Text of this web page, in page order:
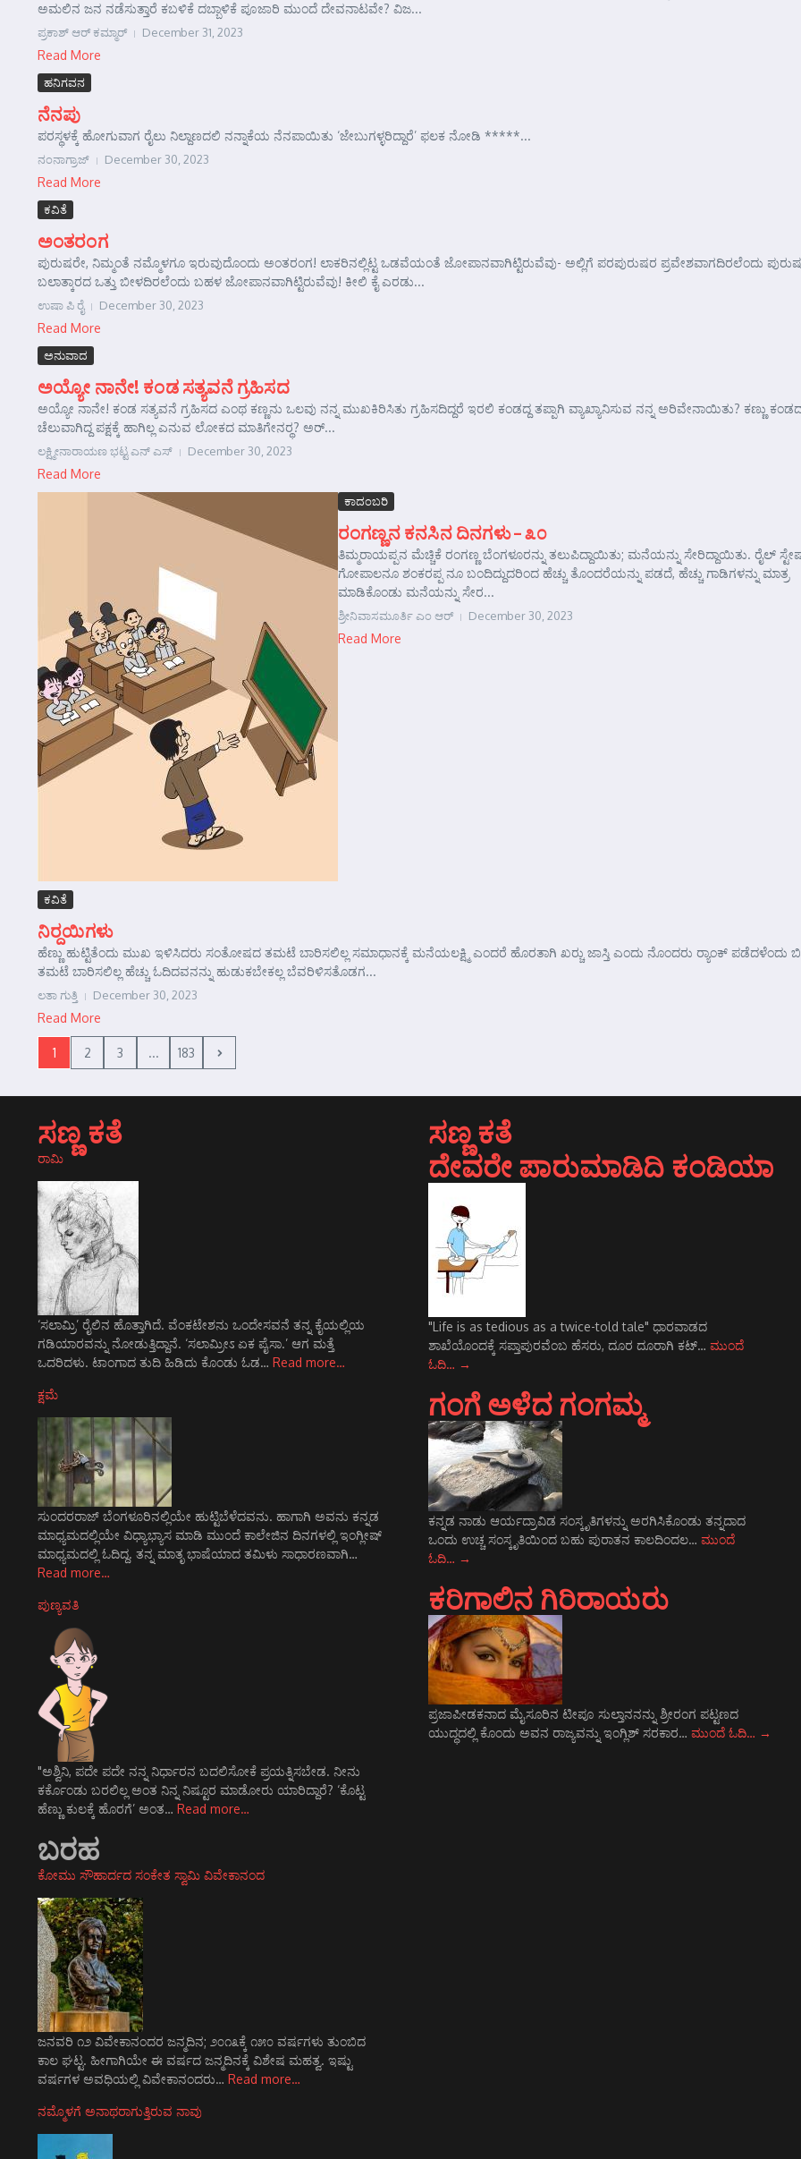
ಅಮಲಿನ ಜನ ನಡೆಸುತ್ತಾರೆ ಕಬಳಿಕೆ ದಬ್ಬಾಳಿಕೆ ಪೂಜಾರಿ ಮುಂದೆ ದೇವನಾಟವೇ? ವಿಜ...
ಪ್ರಕಾಶ್ ಆರ್‍ ಕಮ್ಮಾರ್‍ December 31, 2023
Read More
ಹನಿಗವನ
ನೆನಪು
ಪರಸ್ಥಳಕ್ಕೆ ಹೋಗುವಾಗ ರೈಲು ನಿಲ್ದಾಣದಲಿ ನನ್ನಾಕೆಯ ನೆನಪಾಯಿತು ‘ಜೇಬುಗಳ್ಳರಿದ್ದಾರೆ’ ಫಲಕ ನೋಡಿ *****...
ನಂನಾಗ್ರಾಜ್ December 30, 2023
Read More
ಕವಿತೆ
ಅಂತರಂಗ
ಪುರುಷರೇ, ನಿಮ್ಮಂತೆ ನಮ್ಮೊಳಗೂ ಇರುವುದೊಂದು ಅಂತರಂಗ! ಲಾಕರಿನಲ್ಲಿಟ್ಟ ಒಡವೆಯಂತೆ ಜೋಪಾನವಾಗಿಟ್ಟಿರುವೆವು- ಅಲ್ಲಿಗೆ ಪರಪುರುಷರ ಪ್ರವೇಶವಾಗದಿರಲೆಂದು
ಬಲಾತ್ಕಾರದ ಒತ್ತು ಬೀಳದಿರಲೆಂದು ಬಹಳ ಜೋಪಾನವಾಗಿಟ್ಟಿರುವೆವು! ಕೀಲಿ ಕೈ ಎರಡು...
ಉಷಾ ಪಿ ರೈ December 30, 2023
Read More
ಅನುವಾದ
ಅಯ್ಯೋ ನಾನೇ! ಕಂಡ ಸತ್ಯವನೆ ಗ್ರಹಿಸದ
ಅಯ್ಯೋ ನಾನೇ! ಕಂಡ ಸತ್ಯವನೆ ಗ್ರಹಿಸದ ಎಂಥ ಕಣ್ಣನು ಒಲವು ನನ್ನ ಮುಖಕಿರಿಸಿತು ಗ್ರಹಿಸದಿದ್ದರೆ ಇರಲಿ ಕಂಡದ್ದ ತಪ್ಪಾಗಿ ವ್ಯಾಖ್ಯಾನಿಸುವ ನನ್ನ ಅರಿವೇನಾಯಿತು? ಕಣ್ಣು
ಚೆಲುವಾಗಿದ್ದ ಪಕ್ಷಕ್ಕೆ ಹಾಗಿಲ್ಲ ಎನುವ ಲೋಕದ ಮಾತಿಗೇನರ್‍ಥ? ಅರ್...
ಲಕ್ಷ್ಮೀನಾರಾಯಣ ಭಟ್ಟ ಎನ್ ಎಸ್ December 30, 2023
Read More
ಕಾದಂಬರಿ
ರಂಗಣ್ಣನ ಕನಸಿನ ದಿನಗಳು – ೩೦
ತಿಮ್ಮರಾಯಪ್ಪನ ಮೆಚ್ಚಿಕೆ ರಂಗಣ್ಣ ಬೆಂಗಳೂರನ್ನು ತಲುಪಿದ್ದಾಯಿತು; ಮನೆಯನ್ನು ಸೇರಿದ್ದಾಯಿತು. ರೈಲ್
ಗೋಪಾಲನೂ ಶಂಕರಪ್ಪ ನೂ ಬಂದಿದ್ದುದರಿಂದ ಹೆಚ್ಚು ತೊಂದರೆಯನ್ನು ಪಡದೆ, ಹೆಚ್ಚು ಗಾಡಿಗಳನ್ನು ಮಾತ್ರ
ಮಾಡಿಕೊಂಡು ಮನೆಯನ್ನು ಸೇರ...
ಶ್ರೀನಿವಾಸಮೂರ್ತಿ ಎಂ ಆರ್ December 30, 2023
Read More
ಕವಿತೆ
ನಿರ್‍ದಯಿಗಳು
ಹೆಣ್ಣು ಹುಟ್ಟಿತೆಂದು ಮುಖ ಇಳಿಸಿದರು ಸಂತೋಷದ ತಮಟೆ ಬಾರಿಸಲಿಲ್ಲ ಸಮಾಧಾನಕ್ಕೆ ಮನೆಯಲಕ್ಷ್ಮಿ ಎಂದರೆ ಹೊರತಾಗಿ ಖರ್‍ಚು ಜಾಸ್ತಿ ಎಂದು ನೊಂದರು ರ್‍ಯಾಂಕ್ ಪಡೆದಳೆಂದು
ತಮಟೆ ಬಾರಿಸಲಿಲ್ಲ ಹೆಚ್ಚು ಓದಿದವನನ್ನು ಹುಡುಕಬೇಕಲ್ಲ ಬೆವರಿಳಿಸತೊಡಗ...
ಲತಾ ಗುತ್ತಿ December 30, 2023
Read More
1 2 3 ... 183
ಸಣ್ಣ ಕತೆ
ರಾಮಿ
‘ಸಲಾಮ್ರಿ’ ರೈಲಿನ ಹೊತ್ತಾಗಿದೆ. ವೆಂಕಟೇಶನು ಒಂದೇಸವನೆ ತನ್ನ ಕೈಯಲ್ಲಿಯ
ಗಡಿಯಾರವನ್ನು ನೋಡುತ್ತಿದ್ದಾನೆ. ‘ಸಲಾಮ್ರೀಽ ಏಕ ಪೈಸಾ.’ ಆಗ ಮತ್ತೆ
ಒದರಿದಳು. ಟಾಂಗಾದ ತುದಿ ಹಿಡಿದು ಕೊಂಡು ಓಡ… Read more…
ಕ್ಷಮೆ
ಸುಂದರರಾಜ್ ಬೆಂಗಳೂರಿನಲ್ಲಿಯೇ ಹುಟ್ಟಿಬೆಳೆದವನು. ಹಾಗಾಗಿ ಅವನು ಕನ್ನಡ
ಮಾಧ್ಯಮದಲ್ಲಿಯೇ ವಿಧ್ಯಾಭ್ಯಾಸ ಮಾಡಿ ಮುಂದೆ ಕಾಲೇಜಿನ ದಿನಗಳಲ್ಲಿ ಇಂಗ್ಲೀಷ್
ಮಾಧ್ಯಮದಲ್ಲಿ ಓದಿದ್ದ. ತನ್ನ ಮಾತೃ ಭಾಷೆಯಾದ ತಮಿಳು ಸಾಧಾರಣವಾಗಿ…
Read more…
ಪುಣ್ಯವತಿ
"ಅಶ್ವಿನಿ, ಪದೇ ಪದೇ ನನ್ನ ನಿರ್ಧಾರನ ಬದಲಿಸೋಕೆ ಪ್ರಯತ್ನಿಸಬೇಡ. ನೀನು
ಕರ್ಕೊಂಡು ಬರಲಿಲ್ಲ ಅಂತ ನಿನ್ನ ನಿಷ್ಟೂರ ಮಾಡೋರು ಯಾರಿದ್ದಾರೆ? ‘ಕೊಟ್ಟ
ಹೆಣ್ಣು ಕುಲಕ್ಕೆ ಹೊರಗೆ’ ಅಂತ… Read more…
ಬರಹ
ಕೋಮು ಸೌಹಾರ್ದದ ಸಂಕೇತ ಸ್ವಾಮಿ ವಿವೇಕಾನಂದ
ಜನವರಿ ೧೨ ವಿವೇಕಾನಂದರ ಜನ್ಮದಿನ; ೨೦೧೩ಕ್ಕೆ ೧೫೦ ವರ್ಷಗಳು ತುಂಬಿದ
ಕಾಲ ಘಟ್ಟ. ಹೀಗಾಗಿಯೇ ಈ ವರ್ಷದ ಜನ್ಮದಿನಕ್ಕೆ ವಿಶೇಷ ಮಹತ್ವ. ಇಷ್ಟು
ವರ್ಷಗಳ ಅವಧಿಯಲ್ಲಿ ವಿವೇಕಾನಂದರು… Read more…
ನಮ್ಮೊಳಗೆ ಅನಾಥರಾಗುತ್ತಿರುವ ನಾವು
ಸಣ್ಣ ಕತೆ
ದೇವರೇ ಪಾರುಮಾಡಿದಿ ಕಂಡಿಯಾ
"Life is as tedious as a twice-told tale" ಧಾರವಾಡದ
ಶಾಖೆಯೊಂದಕ್ಕೆ ಸಪ್ತಾಪುರವೆಂಬ ಹೆಸರು, ದೂರ ದೂರಾಗಿ ಕಟ್… ಮುಂದೆ
ಓದಿ… →
ಗಂಗೆ ಅಳೆದ ಗಂಗಮ್ಮ
ಕನ್ನಡ ನಾಡು ಆರ್ಯದ್ರಾವಿಡ ಸಂಸ್ಕೃತಿಗಳನ್ನು ಅರಗಿಸಿಕೊಂಡು ತನ್ನದಾದ
ಒಂದು ಉಚ್ಚ ಸಂಸ್ಕೃತಿಯಿಂದ ಬಹು ಪುರಾತನ ಕಾಲದಿಂದಲ… ಮುಂದೆ
ಓದಿ… →
ಕರಿಗಾಲಿನ ಗಿರಿರಾಯರು
ಪ್ರಜಾಪೀಡಕನಾದ ಮೈಸೂರಿನ ಟೀಪೂ ಸುಲ್ತಾನನನ್ನು ಶ್ರೀರಂಗ ಪಟ್ಟಣದ
ಯುದ್ಧದಲ್ಲಿ ಕೊಂದು ಅವನ ರಾಜ್ಯವನ್ನು ಇಂಗ್ಲಿಶ್ ಸರಕಾರ… ಮುಂದೆ ಓದಿ… →